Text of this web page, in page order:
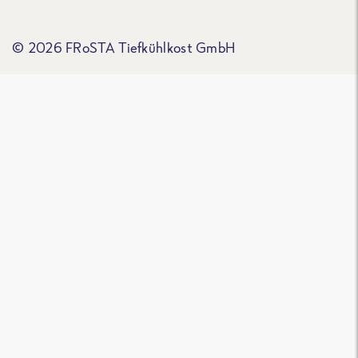
© 2026 FRoSTA Tiefkühlkost GmbH